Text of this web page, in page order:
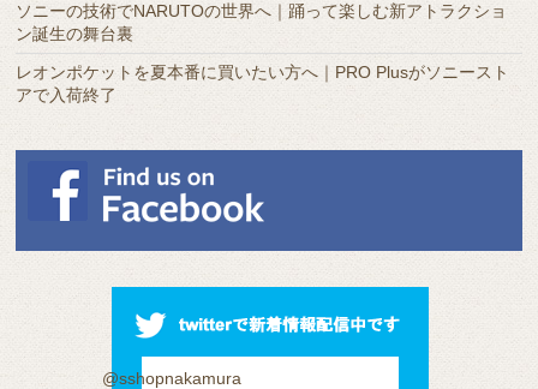
ソニーの技術でNARUTOの世界へ｜踊って楽しむ新アトラクショ
ン誕生の舞台裏
レオンポケットを夏本番に買いたい方へ｜PRO Plusがソニースト
アで入荷終了
@sshopnakamura